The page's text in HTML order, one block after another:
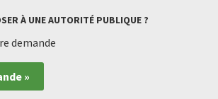
À UNE AUTORITÉ PUBLIQUE ?
demande
»